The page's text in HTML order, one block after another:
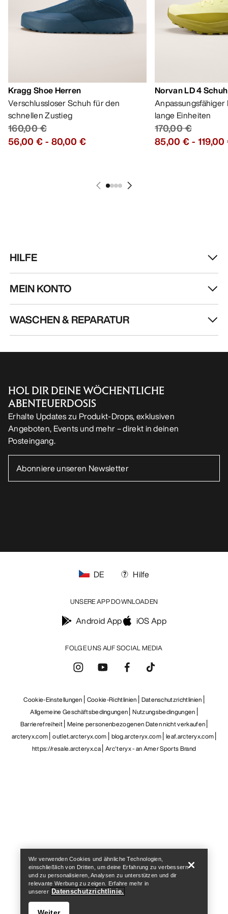
Kragg Shoe Herren
Verschlussloser Schuh für den
schnellen Zustieg
160,00 €
56,00 €- 80,00 €
Norvan LD 4
lange Einheiten
170,00 €
85,00 €-
HILFE
MEIN KONTO
WASCHEN & REPARATUR
HOL DIR DEINE WÖCHENTLICHE
ABENTEUERDOSIS
Erhalte Updates zu Produkt-Drops, exklusiven
Angeboten, Events und mehr – direkt in deinen
Posteingang.
FOLGE UNS AUF SOCIAL MEDIA
DE Hilfe
UNSERE APP DOWNLOADEN
Android App iOS App
Cookie-Einstellungen Cookie-Richtlinien Datenschutzrichtlinien
Allgemeine Geschäftsbedingungen Nutzungsbedingungen
Barrierefreiheit Meine personenbezogenen Daten nicht verkaufen
arcteryx.com outlet.arcteryx.com blog.arcteryx.com leaf.arcteryx.com
https://resale.arcteryx.ca Arc'teryx - an Amer Sports Brand
Wir verwenden Cookies und ähnliche Technologien,
einschließlich von Dritten, um deine Erfahrung zu verbessern
und zu personalisieren, Analysen zu unterstützen und dir
relevante Werbung zu zeigen. Erfahre mehr in
unserer Datenschutzrichtlinie.